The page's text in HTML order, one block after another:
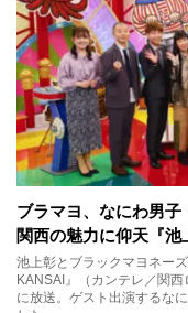
ブラマヨ、なにわ男
関西の魅力に仰天『池
池上彰とブラックマヨネー
KANSAI』（カンテレ／関
に放送。ゲスト出演するな